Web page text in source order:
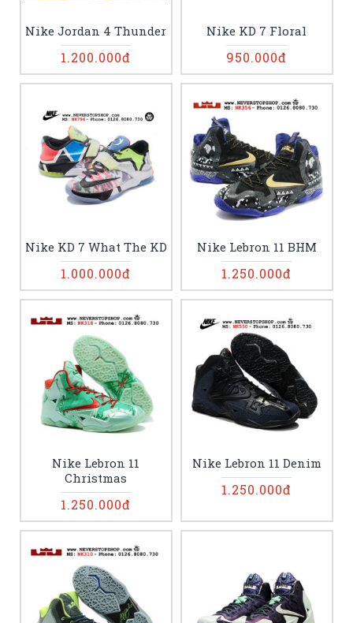
Nike Jordan 4 Thunder
1.200.000đ
Nike KD 7 Floral
950.000đ
Nike KD 7 What The KD
1.000.000đ
Nike Lebron 11 BHM
1.250.000đ
Nike Lebron 11
Christmas
1.250.000đ
Nike Lebron 11 Denim
1.250.000đ